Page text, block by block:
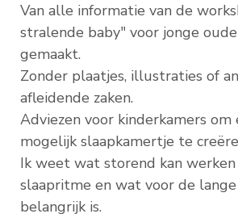
Van alle informatie van de
stralende baby" voor jonge
gemaakt.
Zonder plaatjes, illustraties of
afleidende zaken.
Adviezen voor kinderkamers om
mogelijk slaapkamertje te
Ik weet wat storend kan
slaapritme en wat voor de
belangrijk is.